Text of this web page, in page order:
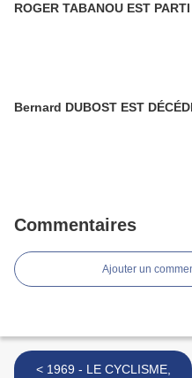
ROGER TABANOU EST PARTI
Bernard DUBOST EST
Commentaires
Ajouter un
< 1969 - LE CYCLISME,